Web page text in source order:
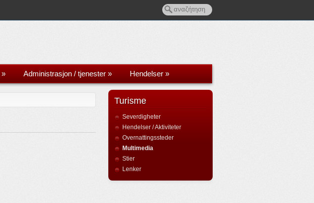
» Administrasjon / tjenester » Hendelser »
Turisme
Severdigheter
Hendelser / Aktiviteter
Overnattingssteder
Multimedia
Stier
Lenker